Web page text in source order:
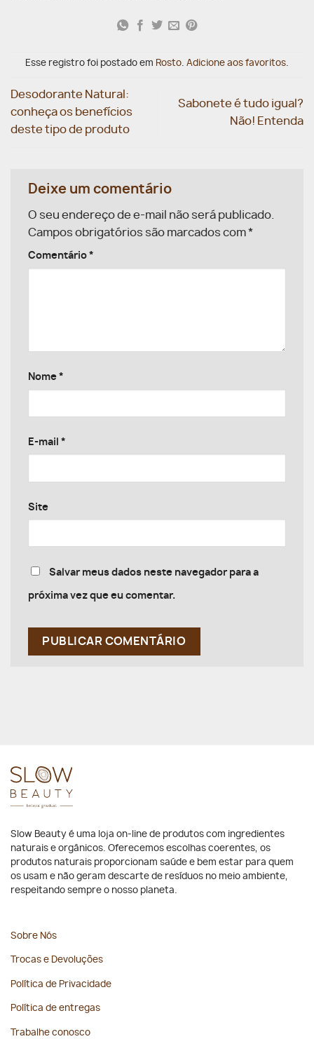
Esse registro foi postado em Rosto. Adicione aos favoritos.
Desodorante Natural:
conheça os benefícios
deste tipo de produto
Sabonete é tudo igual?
Não! Entenda
Deixe um comentário
O seu endereço de e-mail não será publicado.
Campos obrigatórios são marcados com*
Comentário *
Nome *
E-mail *
Site
Salvar meus dados neste navegador para a
próxima vez que eu comentar.
Slow Beauty é uma loja on-line de produtos com ingredientes
naturais e orgânicos. Oferecemos escolhas coerentes, os
produtos naturais proporcionam saúde e bem estar para quem
os usam e não geram descarte de resíduos no meio ambiente,
respeitando sempre o nosso planeta.
Sobre Nós
Trocas e Devoluções
Política de Privacidade
Política de entregas
Trabalhe conosco